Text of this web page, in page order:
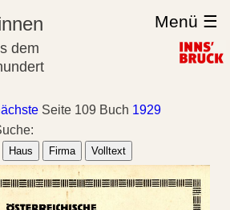
dem
Menü ☰
Seite 109 Buch 1929
Haus Firma Volltext